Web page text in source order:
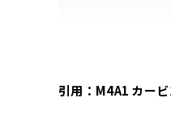
引用：M4A1 カー